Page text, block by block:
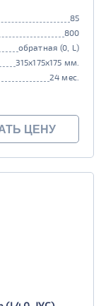
85
800
обратная (0, L)
315x175x175 мм.
24 мес.
ЦЕНУ